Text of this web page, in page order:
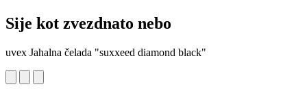
Sije kot zvezdnato nebo
uvex Jahalna čelada "suxxeed diamond black"